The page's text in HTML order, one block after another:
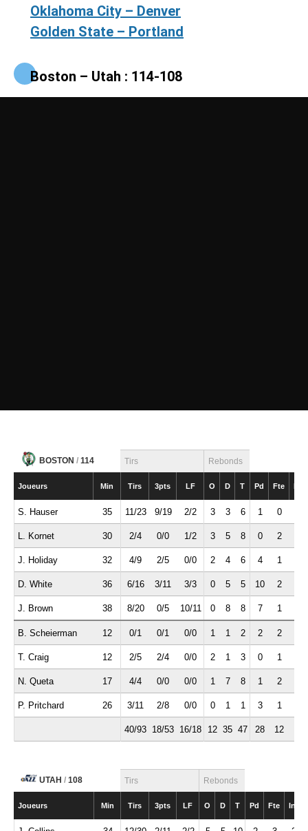
Oklahoma City – Denver
Golden State – Portland
Boston – Utah : 114-108
BOSTON / 114 Tirs Rebonds
Joueurs Min Tirs 3pts LF O D T Pd Fte
S. Hauser 35 11/23 9/19 2/2 3 3 6 1 0
L. Kornet 30 2/4 0/0 1/2 3 5 8 0 2
J. Holiday 32 4/9 2/5 0/0 2 4 6 4 1
D. White 36 6/16 3/11 3/3 0 5 5 10 2
J. Brown 38 8/20 0/5 10/11 0 8 8 7 1
B. Scheierman 12 0/1 0/1 0/0 1 1 2 2 2
T. Craig 12 2/5 2/4 0/0 2 1 3 0 1
N. Queta 17 4/4 0/0 0/0 1 7 8 1 2
P. Pritchard 26 3/11 2/8 0/0 0 1 1 3 1
40/93 18/53 16/18 12 35 47 28 12
UTAH / 108 Tirs Rebonds
Joueurs Min Tirs 3pts LF O D T Pd Fte Int